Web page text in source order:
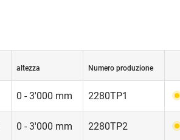
altezza Numero produzione
0 - 3'000 mm 2280TP1
0 - 3'000 mm 2280TP2